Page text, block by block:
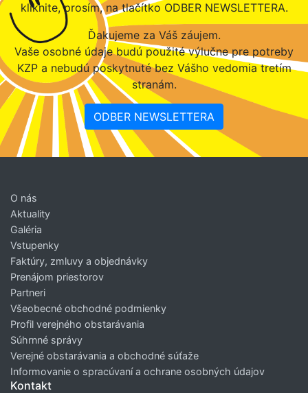
kliknite, prosím, na tlačítko ODBER NEWSLETTERA.
Ďakujeme za Váš záujem.
Vaše osobné údaje budú použité výlučne pre potreby
KZP a nebudú poskytnuté bez Vášho vedomia tretím
stranám.
ODBER NEWSLETTERA
O nás
Aktuality
Galéria
Vstupenky
Faktúry, zmluvy a objednávky
Prenájom priestorov
Partneri
Všeobecné obchodné podmienky
Profil verejného obstarávania
Súhrnné správy
Verejné obstarávania a obchodné súťaže
Informovanie o spracúvaní a ochrane osobných údajov
Kontakt